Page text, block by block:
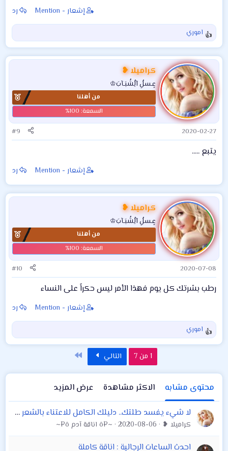
إشعار - Mention رد
ا
ل
ت
ف
ا
ع
ل
ا
ت
:
اموري
كراميلا ❥
عٍـسلُِ آلُِشُبَـآبَ♔
من أهلنا
2020-02-27
#9
يتبع .....
إشعار - Mention رد
كراميلا ❥
عٍـسلُِ آلُِشُبَـآبَ♔
من أهلنا
2020-07-08
#10
رطب بشرتك كل يوم فهذا الأمر ليس حكراً على النساء
إشعار - Mention رد
ا
ل
ا
ع
ت
:
اموري
1 من 7 التالي
محتوى مشابه الاكثر مشاهدة
عرض المزيد
لا شيء يفسد طلتك.. دليلك الكامل للاعتناء بالشعر الرمادي
كراميلا ❥ 2020-08-06 ~¤ô اناقة آدم ô¤~
احدث الساعات الرجالية : اناقة كاملة